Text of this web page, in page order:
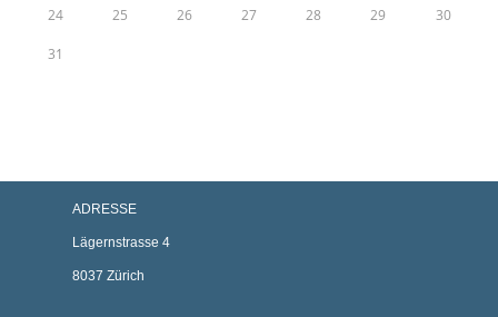
24 25 26 27 28 29 30
31
ADRESSE
Lägernstrasse 4
8037 Zürich